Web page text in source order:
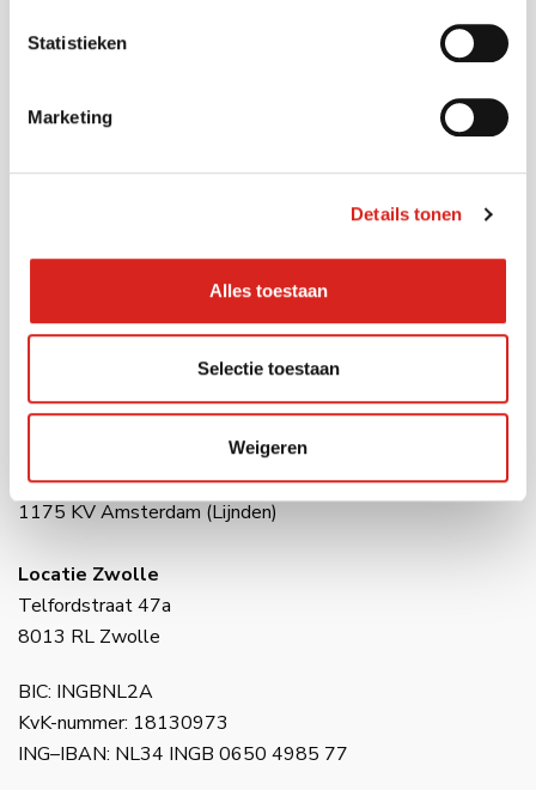
Statistieken
Marketing
Details tonen
Alles toestaan
Selectie toestaan
Weigeren
Luchthavens
Contact
Locatie Waalwijk
Raasdorperweg 191
1175 KV Amsterdam (Lijnden)
Locatie Zwolle
Telfordstraat 47a
8013 RL Zwolle
BIC: INGBNL2A
KvK-nummer: 18130973
ING–IBAN: NL34 INGB 0650 4985 77